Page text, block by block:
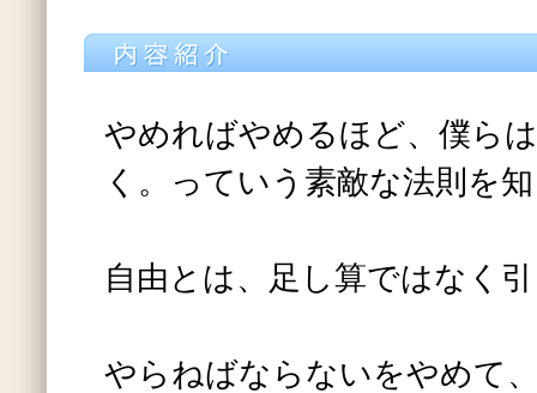
やめればやめるほど、僕ら
く。っていう素敵な法則を
自由とは、足し算ではなく
やらねばならないをやめて